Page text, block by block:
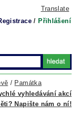
Translate
/ Přihlášení
vyhledávání akcí
/ Památka
Napište nám o ní!